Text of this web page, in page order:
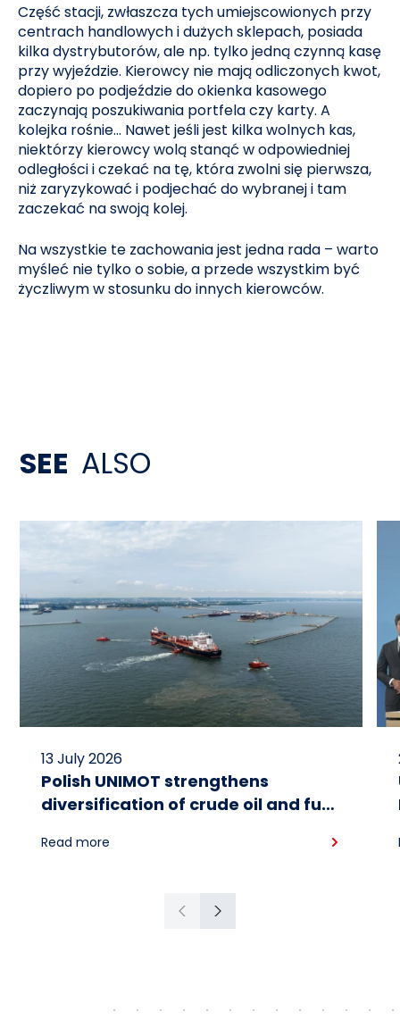
Część stacji, zwłaszcza tych umiejscowionych przy
centrach handlowych i dużych sklepach, posiada
kilka dystrybutorów, ale np. tylko jedną czynną kasę
przy wyjeździe. Kierowcy nie mają odliczonych kwot,
dopiero po podjeździe do okienka kasowego
zaczynają poszukiwania portfela czy karty. A
kolejka rośnie… Nawet jeśli jest kilka wolnych kas,
niektórzy kierowcy wolą stanąć w odpowiedniej
odległości i czekać na tę, która zwolni się pierwsza,
niż zaryzykować i podjechać do wybranej i tam
zaczekać na swoją kolej.
Na wszystkie te zachowania jest jedna rada – warto
myśleć nie tylko o sobie, a przede wszystkim być
życzliwym w stosunku do innych kierowców.
SEE ALSO
13 July 2026
Polish UNIMOT strengthens
diversification of crude oil and fuel
American crude shipped via
Read more
Previous
Next